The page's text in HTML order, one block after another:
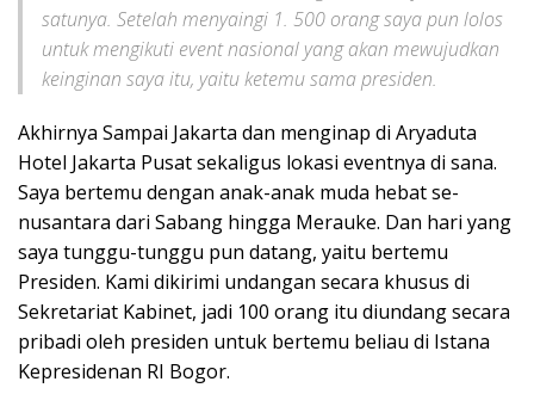
satunya. Setelah menyaingi 1. 500 orang saya pun lolos
untuk mengikuti event nasional yang akan mewujudkan
keinginan saya itu, yaitu ketemu sama presiden.
Akhirnya Sampai Jakarta dan menginap di Aryaduta
Hotel Jakarta Pusat sekaligus lokasi eventnya di sana.
Saya bertemu dengan anak-anak muda hebat se-
nusantara dari Sabang hingga Merauke. Dan hari yang
saya tunggu-tunggu pun datang, yaitu bertemu
Presiden. Kami dikirimi undangan secara khusus di
Sekretariat Kabinet, jadi 100 orang itu diundang secara
pribadi oleh presiden untuk bertemu beliau di Istana
Kepresidenan RI Bogor.